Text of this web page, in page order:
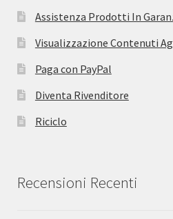
Assistenza Prodotti In
Visualizzazione Contenuti
Paga con PayPal
Diventa Rivenditore
Riciclo
Recensioni Recenti